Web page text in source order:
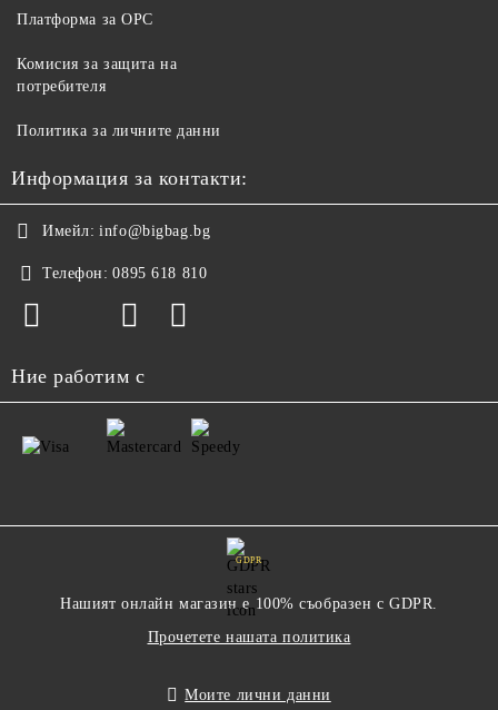
Платформа за ОРС
Комисия за защита на
потребителя
Политика за личните данни
Информация за контакти:
Имейл: info@bigbag.bg
Телефон: 0895 618 810
Ние работим с
GDPR
Нашият онлайн магазин е 100% съобразен с GDPR.
Прочетете нашата политика
Моите лични данни